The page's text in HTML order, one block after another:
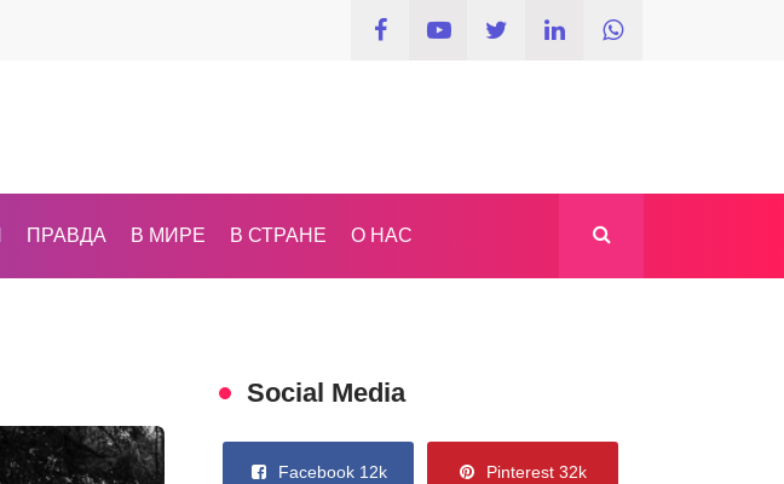
ПРАВДА В МИРЕ В СТРАНЕ О НАС
Social Media
Facebook 12k Pinterest 32k